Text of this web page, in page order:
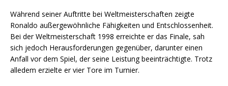
Während seiner Auftritte bei Weltmeisterschaften zeigte
Ronaldo außergewöhnliche Fähigkeiten und Entschlossenheit.
Bei der Weltmeisterschaft 1998 erreichte er das Finale, sah
sich jedoch Herausforderungen gegenüber, darunter einen
Anfall vor dem Spiel, der seine Leistung beeinträchtigte. Trotz
alledem erzielte er vier Tore im Turnier.